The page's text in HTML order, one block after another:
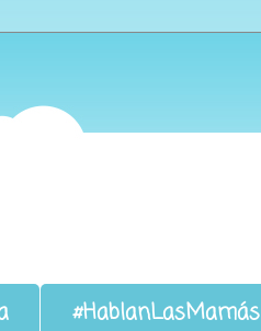
#HablanLasMamás